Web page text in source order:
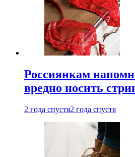
Россиянкам
вредно носить
2 года спустя2 года спустя